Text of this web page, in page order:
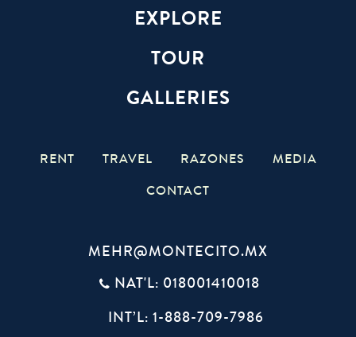
EXPLORE
TOUR
GALLERIES
RENT TRAVEL RAZONES
MEDIA
CONTACT
MEHR@MONTECITO.MX
NAT'L: 018001410018
INT’L: 1-888-709-7986